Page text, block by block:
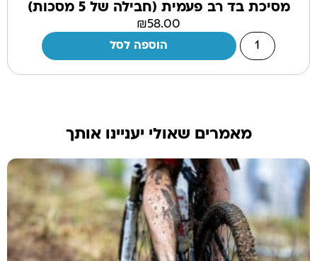
מסיכת בד רב פעמית (חבילה של 5 מסכות)
₪58.00
הוספה לסל
מאמרים שאולי יעניינו אותך